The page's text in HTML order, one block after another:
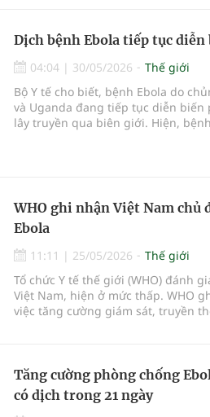
Dịch bệnh Ebola tiếp tục diễn
04:04 | 30/05/2026
Thế giới
Bộ Y tế cho biết, bệnh Ebola do
và Uganda đang tiếp tục diễn biến
lây truyền qua biên giới. Hiện,
WHO ghi nhận Việt Nam chủ
Ebola
11:11 | 25/05/2026
Thế giới
Tổ chức Y tế thế giới (WHO) đánh
Việt Nam, hiện ở mức thấp. WHO
việc tăng cường giám sát, truyền
Tăng cường phòng chống
có dịch trong 21 ngày